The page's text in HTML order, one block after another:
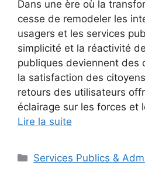
Dans une ère où la
cesse de remodeler les
usagers et les services
simplicité et la réactivité
publiques deviennent des
la satisfaction des
retours des utilisateurs
éclairage sur les forces et
Lire la suite
Catégories
Services Publics &